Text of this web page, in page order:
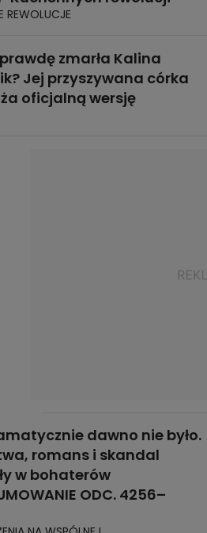
REWOLUCJE
zmarła Kalina
Jej przyszywana córka
oficjalną wersję
dawno nie było.
romans i skandal
w bohaterów
ODC. 4256–